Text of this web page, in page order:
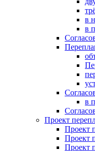
в
в
в
Проект
Проект
Проект
Проект